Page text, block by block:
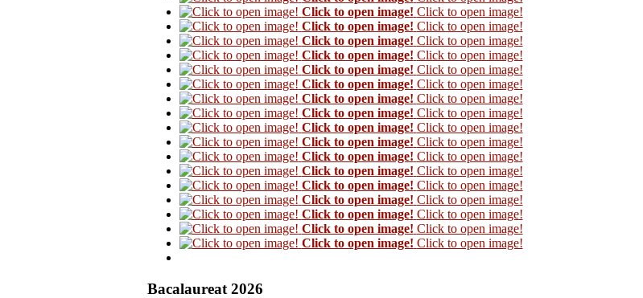
Click to open image! Click to open image!
Click to open image! Click to open image!
Click to open image! Click to open image!
Click to open image! Click to open image!
Click to open image! Click to open image!
Click to open image! Click to open image!
Click to open image! Click to open image!
Click to open image! Click to open image!
Click to open image! Click to open image!
Click to open image! Click to open image!
Click to open image! Click to open image!
Click to open image! Click to open image!
Click to open image! Click to open image!
Click to open image! Click to open image!
Click to open image! Click to open image!
Click to open image! Click to open image!
Click to open image! Click to open image!
Bacalaureat 2026